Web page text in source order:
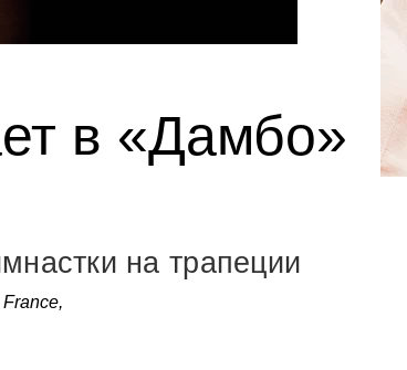
в «Дамбо»
на трапеции